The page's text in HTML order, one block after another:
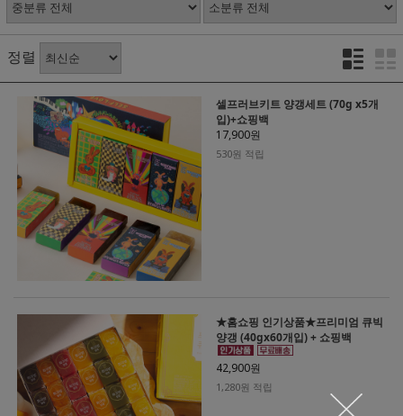
정렬
셀프러브키트 양갱세트 (70g x5개
입)+쇼핑백
17,900원
530원 적립
★홈쇼핑 인기상품★프리미엄 큐빅
양갱 (40gx60개입) + 쇼핑백
42,900원
1,280원 적립